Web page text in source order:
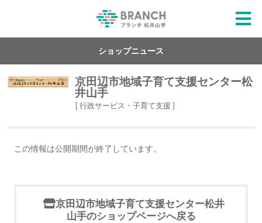
ショップニュース
京田辺市地域子育て支援センター松
井山手
[ 行政サービス・子育て支援 ]
この情報は公開期間が終了しています。
京田辺市地域子育て支援センター松井
山手のショップページへ戻る